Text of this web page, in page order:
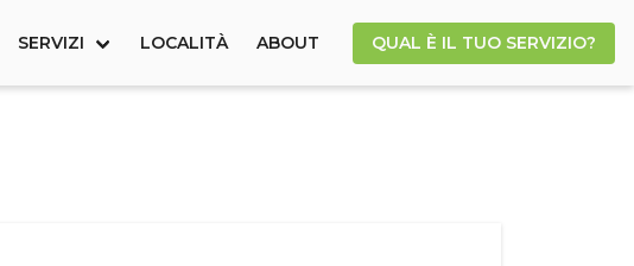
SERVIZI LOCALITÀ ABOUT QUAL È IL TUO SERVIZIO?